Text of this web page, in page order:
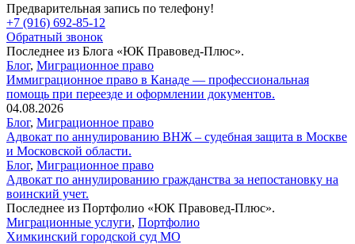
Предварительная запись по телефону!
+7 (916) 692-85-12
Обратный звонок
Последнее из Блога «ЮК Правовед-Плюс».
Блог, Миграционное право
Иммиграционное право в Канаде — профессиональная
помощь при переезде и оформлении документов.
04.08.2026
Блог, Миграционное право
Адвокат по аннулированию ВНЖ – судебная защита в Москве
и Московской области.
Блог, Миграционное право
Адвокат по аннулированию гражданства за непостановку на
воинский учет.
Последнее из Портфолио «ЮК Правовед-Плюс».
Миграционные услуги, Портфолио
Химкинский городской суд МО